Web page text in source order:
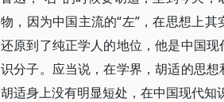
物，因为中国主流的“左”，在思想上
还原到了纯正学人的地位，他是中国
识分子。应当说，在学界，胡适的思
胡适身上没有明显短处，在中国现代知